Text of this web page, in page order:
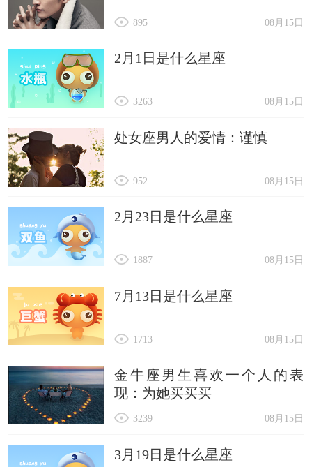
08月15日
895
2月1日是什么星座
08月15日
3263
处女座男人的爱情：谨慎
08月15日
952
2月23日是什么星座
08月15日
1887
7月13日是什么星座
08月15日
1713
金牛座男生喜欢一个人的表
现：为她买买买
08月15日
3239
3月19日是什么星座